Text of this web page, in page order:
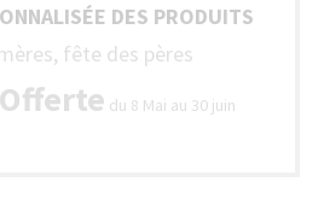
DES PRODUITS
fête des pères
du 8 Mai au 30 juin